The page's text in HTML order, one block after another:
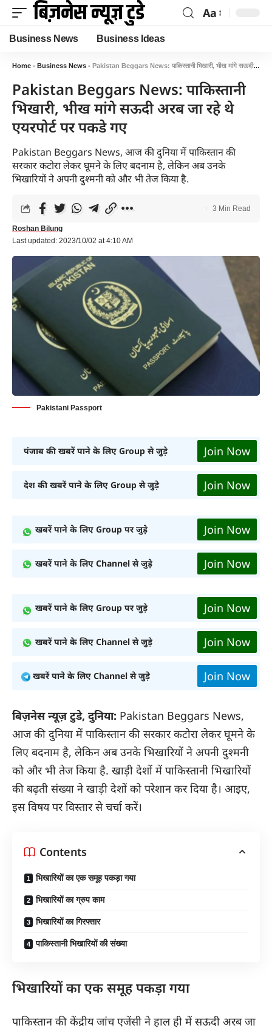
Aa
Business News Business Ideas
Home - Business News - Pakistan Beggars News: पाकिस्तानी भिखारी, भीख मांगे सऊदी अरब जा रहे थे एयरपोर्ट पर पकडे गए
Pakistan Beggars News: पाकिस्तानी
भिखारी, भीख मांगे सऊदी अरब जा रहे थे
एयरपोर्ट पर पकडे गए
Pakistan Beggars News, आज की दुनिया में पाकिस्तान की
सरकार कटोरा लेकर घूमने के लिए बदनाम है, लेकिन अब उनके
भिखारियों ने अपनी दुश्मनी को और भी तेज किया है.
Last updated: 2023/10/02 at 4:10 AM
Roshan Bilung
3 Min Read
Pakistani Passport
पंजाब की खबरें पाने के लिए Group से जुड़े Join Now
देश की खबरें पाने के लिए Group से जुड़े Join Now
खबरें पाने के लिए Group पर जुड़े Join Now
खबरें पाने के लिए Channel से जुड़े Join Now
खबरें पाने के लिए Group पर जुड़े Join Now
खबरें पाने के लिए Channel से जुड़े Join Now
खबरें पाने के लिए Channel से जुड़े Join Now
बिज़नेस न्यूज़ टुडे, दुनिया: Pakistan Beggars News,
आज की दुनिया में पाकिस्तान की सरकार कटोरा लेकर घूमने के
लिए बदनाम है, लेकिन अब उनके भिखारियों ने अपनी दुश्मनी
को और भी तेज किया है. खाड़ी देशों में पाकिस्तानी भिखारियों
की बढ़ती संख्या ने खाड़ी देशों को परेशान कर दिया है। आइए,
इस विषय पर विस्तार से चर्चा करें।
Contents
भिखारियों का एक समूह पकड़ा गया
भिखारियों का ग्रुप काम
भिखारियों का गिरफ्तार
पाकिस्तानी भिखारियों की संख्या
भिखारियों का एक समूह पकड़ा गया
पाकिस्तान की केंद्रीय जांच एजेंसी ने हाल ही में सऊदी अरब जा